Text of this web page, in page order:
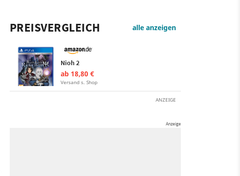
PREISVERGLEICH alle anzeigen
Nioh 2
ab 18,80 €
Versand s. Shop
ANZEIGE